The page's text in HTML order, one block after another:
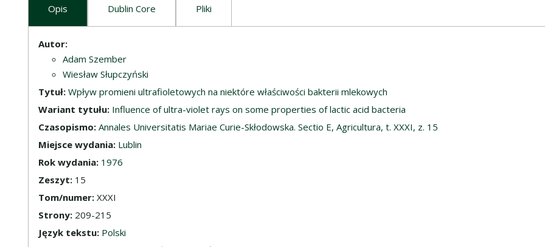
Opis Dublin Core Pliki
Opis
Autor:
Adam Szember
Wiesław Słupczyński
Tytuł: Wpływ promieni ultrafioletowych na niektóre właściwości bakterii mlekowych
Wariant tytułu: Influence of ultra-violet rays on some properties of lactic acid bacteria
Czasopismo: Annales Universitatis Mariae Curie-Skłodowska. Sectio E, Agricultura, t. XXXI, z. 15
Miejsce wydania: Lublin
Rok wydania: 1976
Zeszyt: 15
Tom/numer: XXXI
Strony: 209-215
Język tekstu: Polski